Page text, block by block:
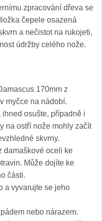
zpracování dřeva se
čepele osazená
a nečistot na rukojeti,
údržby celého nože.
170mm z
myčce na nádobí.
osušte, případně i
na ostří nože mohly začít
skvrny.
damaškové oceli ke
Může dojíte ke
části.
a vyvarujte se jeho
nebo nárazem.